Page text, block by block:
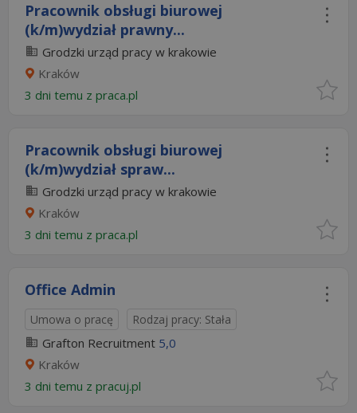
Pracownik obsługi biurowej
(k/m)wydział prawny...
Grodzki urząd pracy w krakowie
Kraków
3 dni temu z praca.pl
Pracownik obsługi biurowej
(k/m)wydział spraw...
Grodzki urząd pracy w krakowie
Kraków
3 dni temu z praca.pl
Office Admin
Umowa o pracę Rodzaj pracy: Stała
Grafton Recruitment 5,0
Kraków
3 dni temu z pracuj.pl